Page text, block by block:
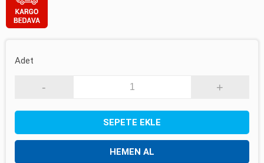
Adet
- +
SEPETE EKLE
HEMEN AL